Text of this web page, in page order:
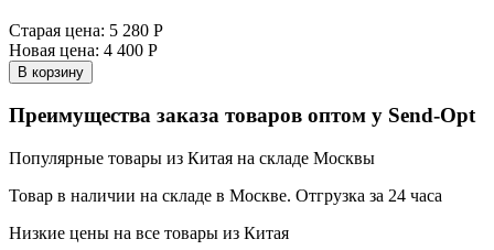
Старая цена: 5 280 Р
Новая цена: 4 400 Р
В корзину
Преимущества заказа товаров оптом у Send-Opt
Популярные товары из Китая на складе Москвы
Товар в наличии на складе в Москве. Отгрузка за 24 часа
Низкие цены на все товары из Китая